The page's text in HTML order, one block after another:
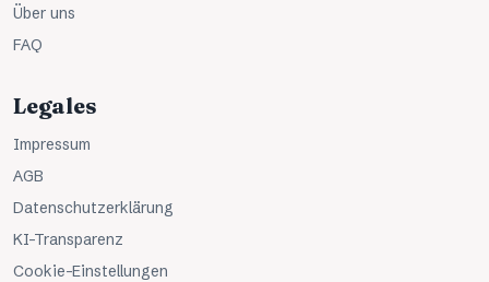
Über uns
FAQ
Legales
Impressum
AGB
Datenschutzerklärung
KI-Transparenz
Cookie-Einstellungen